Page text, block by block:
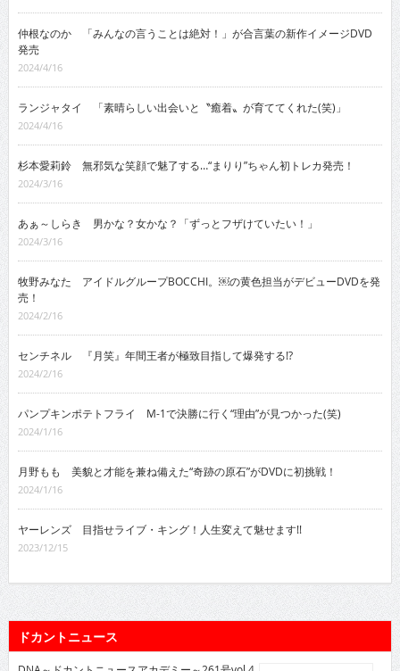
仲根なのか 「みんなの言うことは絶対！」が合言葉の新作イメージDVD
発売
2024/4/16
ランジャタイ 「素晴らしい出会いと〝癒着〟が育ててくれた(笑)」
2024/4/16
杉本愛莉鈴 無邪気な笑顔で魅了する…“まりり”ちゃん初トレカ発売！
2024/3/16
あぁ～しらき 男かな？女かな？「ずっとフザけていたい！」
2024/3/16
牧野みなた アイドルグループBOCCHI。￼の黄色担当がデビューDVDを発
売！
2024/2/16
センチネル 『月笑』年間王者が極致目指して爆発する!?
2024/2/16
パンプキンポテトフライ M-1で決勝に行く“理由”が見つかった(笑)
2024/1/16
月野もも 美貌と才能を兼ね備えた“奇跡の原石”がDVDに初挑戦！
2024/1/16
ヤーレンズ 目指せライブ・キング！人生変えて魅せます!!
2023/12/15
ドカントニュース